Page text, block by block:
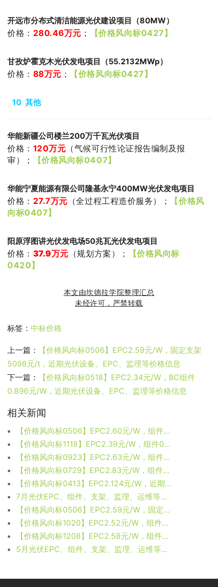
开远市分布式清洁能源光伏建设项目（80MW）
价格： 280.46万元 ； 【价格风向标0427】
甘孜炉霍克木光伏发电项目（55.2132MWp）
价格： 88万元 ； 【价格风向标0427】
10 其他
华能新疆公司楼兰200万千瓦光伏项目
价格： 120万元 （气候可行性论证报告编制及报
审 ） ； 【价格风向标0407】
华能宁夏能源有限公司隆基永宁400MW光伏发电项目
价格： 27.7万元 （全过程工程造价服务） ；
【价格风
向标0407】
阳原浮图讲光伏发电场50兆瓦光伏发电项目
价格： 37.9万元 （规划方案 ） ；
【价格风向标
0420】
本文由坎德拉学院整理汇总
未经许可，严禁转载
标签： 中标价格
上一篇：
【价格风向标0506】EPC2.59元/W，固定支架
5098元/t，近期光伏设备、EPC、监理等价格信息
下一篇：
【价格风向标0518】EPC2.34元/W，BC组件
0.896元/W，近期光伏设备、EPC、监理等价格信息
相关新闻
【价格风向标0506】EPC2.60元/W，组件0.66元/W，近期光伏设备、EPC、监理等价格信息
【价格风向标1118】EPC2.39元/W，组件0.716元/W，近期光伏设备、EPC监理等价格信息
【价格风向标0923】EPC2.63元/W，组件开标最低0.622元/W，近期光伏设备、EPC、监理等价格信息
【价格风向标0729】EPC2.83元/W，组件0.754元/W，近期光伏设备、EPC、监理等价格信息
【价格风向标0413】EPC2.124元/W，近期光伏设备、EPC、监理等价格信息
7月光伏EPC、组件、支架、监理、运维等价格汇总
【价格风向标0506】EPC2.59元/W，固定支架5098元/t，近期光伏设备、EPC、监理等价格信息
【价格风向标1020】EPC2.52元/W，组件0.68元/W，近期光伏设备、EPC监理等价格信息
【价格风向标1208】EPC2.58元/W，组件0.715元/W，近期光伏设备、EPC、监理等价格信息
5月光伏EPC、组件、支架、监理、运维等价格汇总